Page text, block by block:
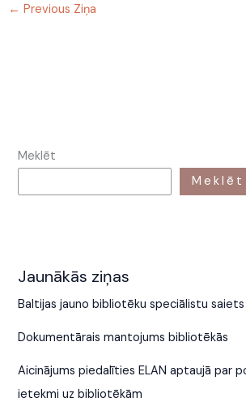
← Previous Ziņa
Meklēt
Meklēt
Jaunākās ziņas
Baltijas jauno bibliotēku speciālistu
Dokumentārais mantojums bibliotēkās
Aicinājums piedalīties ELAN aptaujā par
ietekmi uz bibliotēkām